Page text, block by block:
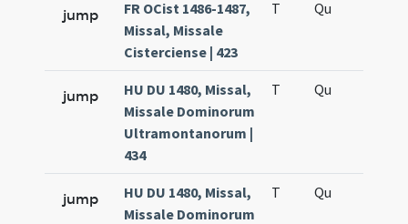
jump
FR OCist 1486-1487,
Missal, Missale
Cisterciense | 423
T Qu
jump
HU DU 1480, Missal,
Missale Dominorum
Ultramontanorum |
434
T Qu
jump
HU DU 1480, Missal,
Missale Dominorum
T Qu